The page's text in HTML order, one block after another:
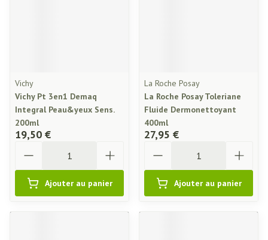
Vichy
Vichy Pt 3en1 Demaq
Integral Peau&yeux Sens.
200ml
19,50 €
Ajouter au panier
La Roche Posay
La Roche Posay Toleriane
Fluide Dermonettoyant
400ml
27,95 €
Ajouter au panier